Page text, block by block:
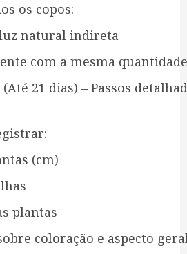
os copos:
natural indireta
com a mesma
(Até 21 dias) – Passos
(cm)
plantas
coloração e aspecto